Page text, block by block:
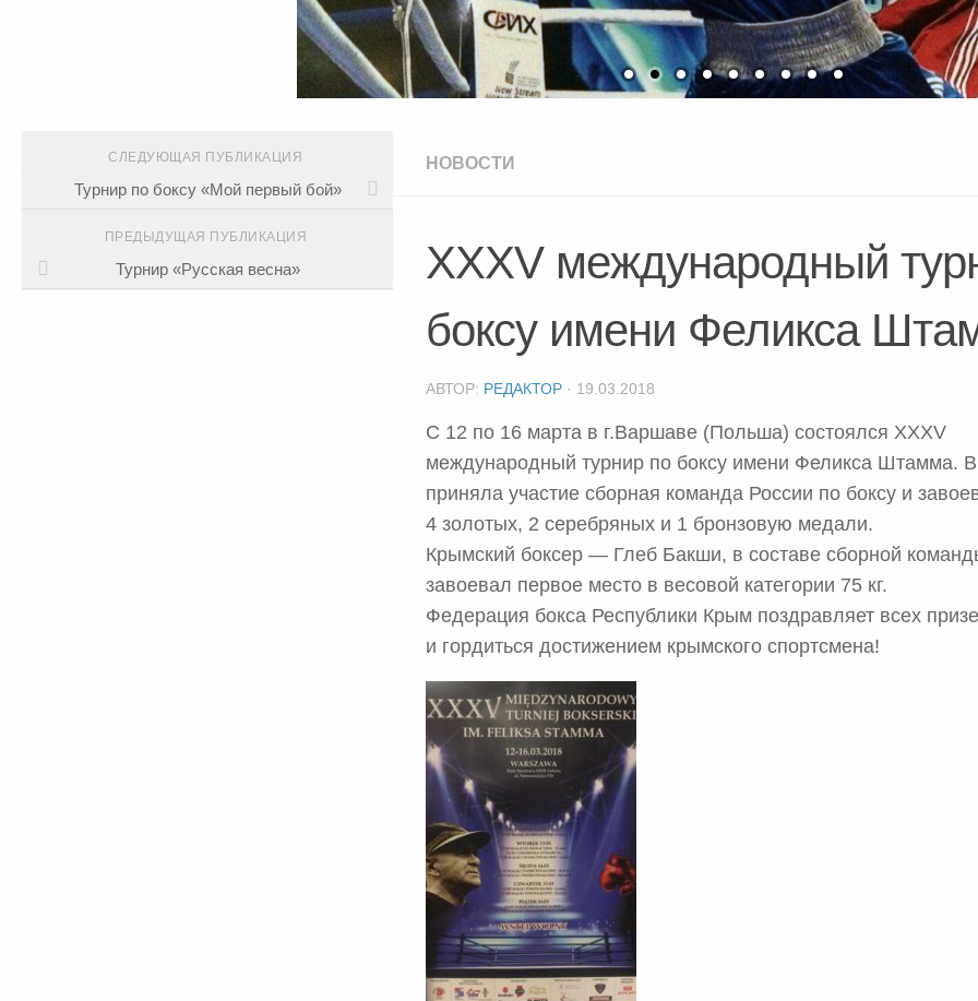
НОВОСТИ
ХХХV международный
боксу имени Феликса
АВТОР: РЕДАКТОР · 19.03.2018
С 12 по 16 марта в г.Варшаве (Польша) состоялся ХХХV
международный турнир по боксу имени Феликса Штамма.
приняла участие сборная команда России по боксу и
4 золотых, 2 серебряных и 1 бронзовую медали.
Крымский боксер — Глеб Бакши, в составе сборной
завоевал первое место в весовой категории 75 кг.
Федерация бокса Республики Крым поздравляет всех
и гордиться достижением крымского спортсмена!
СЛЕДУЮЩАЯ ПУБЛИКАЦИЯ
Турнир по боксу «Мой первый бой»
ПРЕДЫДУЩАЯ ПУБЛИКАЦИЯ
Турнир «Русская весна»